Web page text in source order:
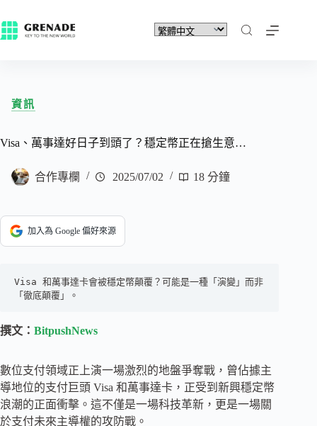
資訊
Visa、萬事達好日子到頭了？穩定幣正在搶生意…
合作專欄 2025/07/02 18 分鐘
加入為 Google 偏好來源
Visa 和萬事達卡會被穩定幣顛覆？可能是一種「演變」而非
「徹底顛覆」。
撰文： BitpushNews
數位支付領域正上演一場激烈的地盤爭奪戰，曾佔據主
導地位的支付巨頭 Visa 和萬事達卡，正受到新興穩定幣
浪潮的正面衝擊。這不僅是一場科技革新，更是一場關
於支付未來主導權的攻防戰。